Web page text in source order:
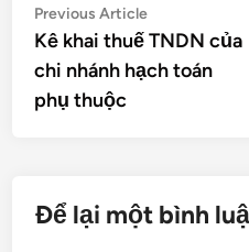
Điều
hướng
bài
viết
Previous ArticlePrevious
article:
Kê khai thuế TNDN của
chi nhánh hạch toán
phụ thuộc
Để lại một bình